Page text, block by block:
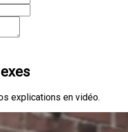
explications en vidéo.